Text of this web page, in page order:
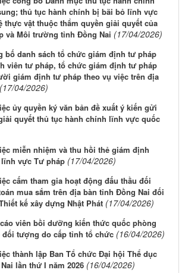
thủ tục hành chính bị bãi bỏ lĩnh vực
thực vật thuộc thẩm quyền giải quyết của
và Môi trường tỉnh Đồng Nai (17/04/2026)
bố danh sách tổ chức giám định tư pháp
viên tư pháp, tổ chức giám định tư pháp
giám định tư pháp theo vụ việc trên địa
(17/04/2026)
ủy quyền ký văn bản đề xuất ý kiến gửi
quyết thủ tục hành chính lĩnh vực quốc
miễn nhiệm và thu hồi thẻ giám định
vực Tư pháp (17/04/2026)
cấm tham gia hoạt động đấu thầu đối
mua sắm trên địa bàn tỉnh Đồng Nai đối
kế xây dựng Nhật Phát (17/04/2026)
viên bồi dưỡng kiến thức quốc phòng
đối tượng do cấp tỉnh tổ chức (16/04/2026)
thành lập Ban Tổ chức Đại hội Thể dục
lần thứ I năm 2026 (16/04/2026)